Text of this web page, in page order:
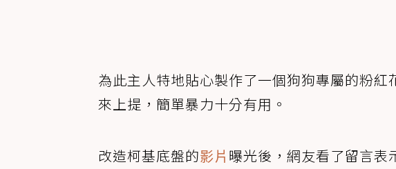
為此主人特地貼心製作了一個狗狗專屬的粉
來上提，簡單暴力十分有用。
改造柯基底盤的影片 曝光後，網友看了留言